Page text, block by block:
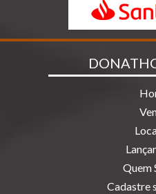
Quem
Cadastre